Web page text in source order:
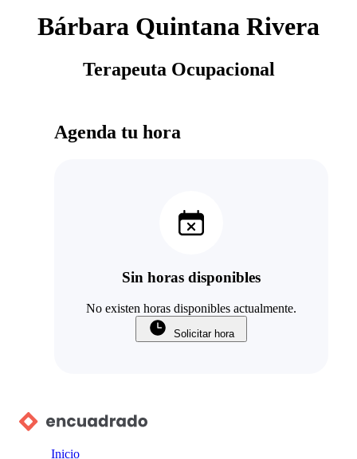
Bárbara Quintana Rivera
Terapeuta Ocupacional
Agenda tu hora
Sin horas disponibles
No existen horas disponibles actualmente.
Solicitar hora
Inicio